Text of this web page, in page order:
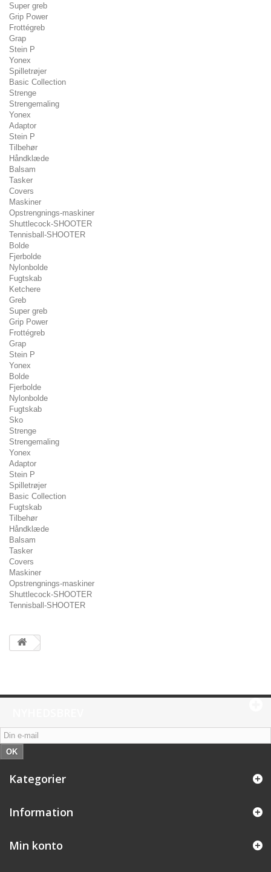
Super greb
Grip Power
Frottégreb
Grap
Stein P
Yonex
Spilletrøjer
Basic Collection
Strenge
Strengemaling
Yonex
Adaptor
Stein P
Tilbehør
Håndklæde
Balsam
Tasker
Covers
Maskiner
Opstrengnings-maskiner
Shuttlecock-SHOOTER
Tennisball-SHOOTER
Bolde
Fjerbolde
Nylonbolde
Fugtskab
Ketchere
Greb
Super greb
Grip Power
Frottégreb
Grap
Stein P
Yonex
Bolde
Fjerbolde
Nylonbolde
Fugtskab
Sko
Strenge
Strengemaling
Yonex
Adaptor
Stein P
Spilletrøjer
Basic Collection
Fugtskab
Tilbehør
Håndklæde
Balsam
Tasker
Covers
Maskiner
Opstrengnings-maskiner
Shuttlecock-SHOOTER
Tennisball-SHOOTER
OK
Kategorier
Information
Min konto